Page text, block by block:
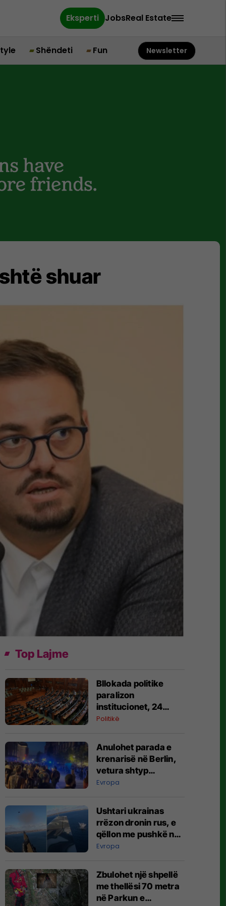
Eksperti JobsReal Estate
Shëndeti Fun Newsletter
shuar
Top Lajme
Bllokada politike
paralizon
institucionet, 24
agjenci funksionojnë
skaduara ose jo të
plota
Politikë
Anulohet parada e
krenarisë në Berlin,
vetura shtyp
pjesëmarrësit –
lënduar
Evropa
Ushtari ukrainas
rrëzon dronin rus, e
qëllon me pushkë nga
kabina e aeroplanit
Evropa
Zbulohet një shpellë
me thellësi 70 metra
në Parkun e